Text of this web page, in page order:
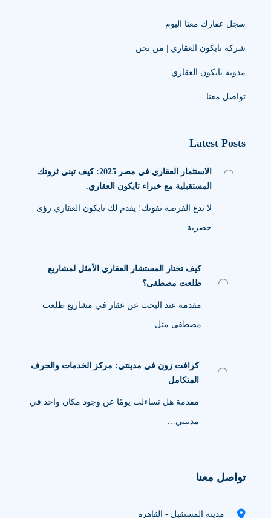
سجل عقارك معنا اليوم
شركة تايكون العقاري | من نحن
مدونة تايكون العقاري
تواصل معنا
Latest Posts
الاستثمار العقاري في مصر 2025: كيف تبني ثروتك
المستقبلية مع خبراء تايكون العقاري.
لا تدع الفرصة تفوتك! يقدم لك تايكون العقاري رؤى
حصرية…
كيف تختار المستشار العقاري الأمثل لمشاريع
طلعت مصطفى؟
مقدمة عند البحث عن عقار في مشاريع طلعت
مصطفى مثل…
كرافت زون في مدينتي: مركز الخدمات والحرف
المتكامل
مقدمة هل تساءلت يومًا عن وجود مكان واحد في
مدينتي…
تواصل معنا
مدينة المستقبل - القاهرة